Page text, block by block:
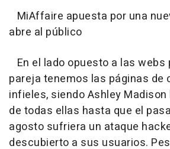
MiAffaire apuesta por una
abre al público
En el lado opuesto a las
pareja tenemos las páginas de
infieles, siendo Ashley
de todas ellas hasta que el
agosto sufriera un ataque
descubierto a sus usuarios.